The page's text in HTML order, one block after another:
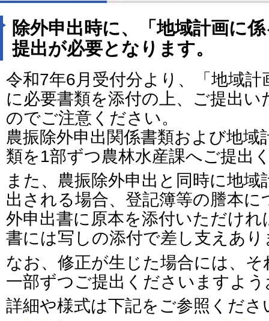
除外申出時に、「地域計画に
提出が必要となります。
令和7年6月受付分より、「地域
に必要書類を添付の上、ご提出
のでご注意ください。
農振除外申出関係書類および地域
類を1部ずつ農林水産課へご提出
また、農振除外申出と同時に地域
出される場合、登記簿等の謄本
外申出書に原本を添付いただけれ
書には写しの添付で差し支えあり
なお、修正が生じた場合には、
一部ずつご提出くださいますよ
詳細や様式は下記をご参照くださ